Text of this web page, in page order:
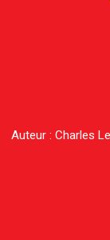
Auteur : Charles